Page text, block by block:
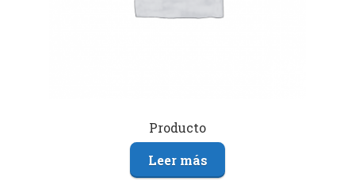
Producto
Leer más